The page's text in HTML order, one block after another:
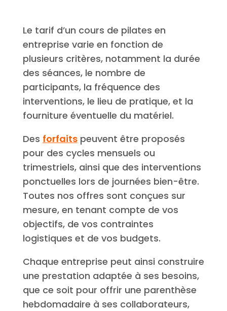
Le tarif d’un cours de pilates en
entreprise varie en fonction de
plusieurs critères, notamment la durée
des séances, le nombre de
participants, la fréquence des
interventions, le lieu de pratique, et la
fourniture éventuelle du matériel.
Des forfaitspeuvent être proposés
pour des cycles mensuels ou
trimestriels, ainsi que des interventions
ponctuelles lors de journées bien-être.
Toutes nos offres sont conçues sur
mesure, en tenant compte de vos
objectifs, de vos contraintes
logistiques et de vos budgets.
Chaque entreprise peut ainsi construire
une prestation adaptée à ses besoins,
que ce soit pour offrir une parenthèse
hebdomadaire à ses collaborateurs,